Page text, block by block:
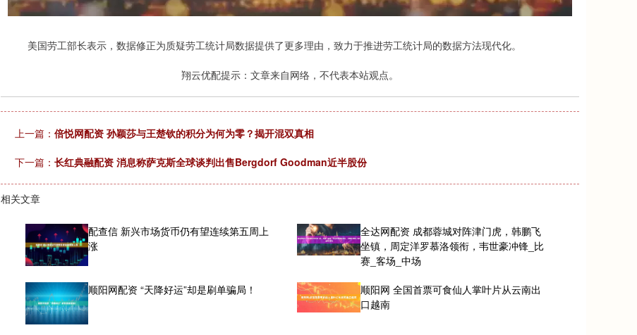
美国劳工部长表示，数据修正为质疑劳工统计局数据提供了更多理由，致力于推进劳工统计局的数据方法现代化。
翔云优配提示：文章来自网络，不代表本站观点。
上一篇： 倍悦网配资 孙颖莎与王楚钦的积分为何为零？揭开混双真相
下一篇： 长红典融配资 消息称萨克斯全球谈判出售Bergdorf Goodman近半股份
相关文章
配查信 新兴市场货币仍有望连续第五周上
涨
全达网配资 成都蓉城对阵津门虎，韩鹏飞
坐镇，周定洋罗慕洛领衔，韦世豪冲锋_比
赛_客场_中场
顺阳网配资 “天降好运”却是刷单骗局！
顺阳网 全国首票可食仙人掌叶片从云南出
口越南